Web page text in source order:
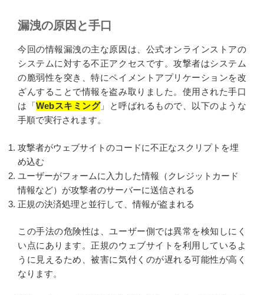
漏洩の原因と手口
今回の情報漏洩の主な原因は、公式オンラインストアの
システムに対する不正アクセスです。攻撃者はシステム
の脆弱性を突き、特にペイメントアプリケーションを改
ざんすることで情報を盗み取りました。使用された手口
は「Webスキミング」と呼ばれるもので、以下のような
手順で実行されます。
攻撃者がウェブサイトのコードに不正なスクリプトを埋
め込む
ユーザーがフォームに入力した情報（クレジットカード
情報など）が攻撃者のサーバーに送信される
正規の決済処理と並行して、情報が盗まれる
この手法の危険性は、ユーザー側では異常を検知しにく
い点にあります。正規のウェブサイトを利用しているよ
うに見えるため、被害に気付くのが遅れる可能性が高く
なります。